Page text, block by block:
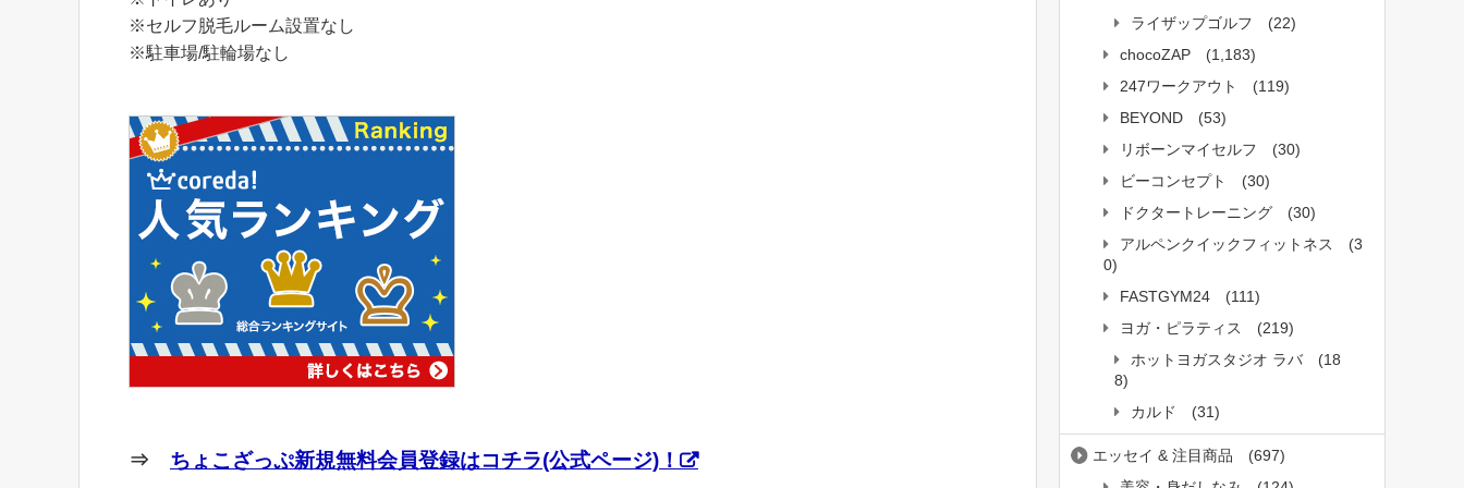
※セルフ脱毛ルーム設置なし
※駐車場/駐輪場なし
⇒ ちょこざっぷ新規無料会員登録はコチラ(公式ページ)！
ライザップゴルフ
(22)
chocoZAP
(1,183)
247ワークアウト
(119)
BEYOND
(53)
リボーンマイセルフ
(30)
ビーコンセプト
(30)
ドクタートレーニング
(30)
アルペンクイックフィットネス
(3
0)
FASTGYM24
(111)
ヨガ・ピラティス
(219)
ホットヨガスタジオ ラバ
(18
8)
カルド
(31)
エッセイ & 注目商品
(697)